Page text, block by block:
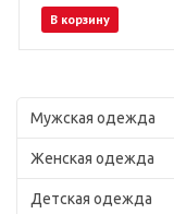
В корзину
Мужская одежда
Женская одежда
Детская одежда